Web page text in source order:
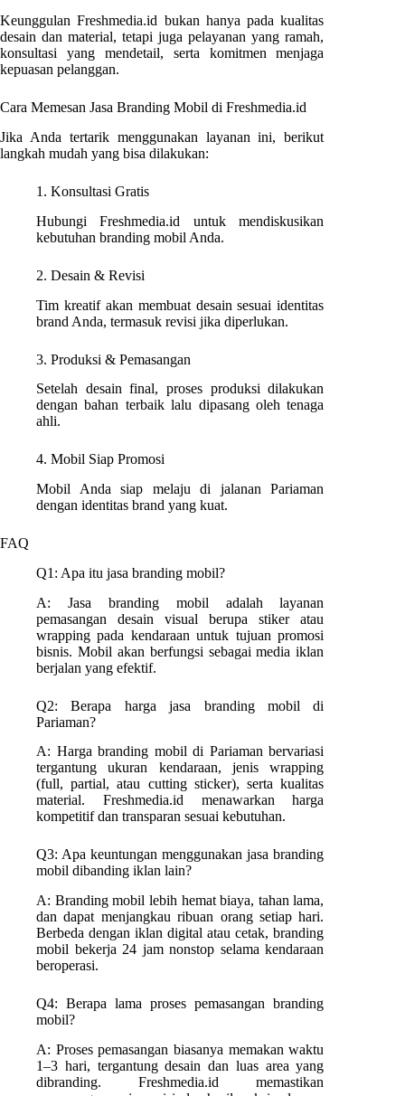
Keunggulan Freshmedia.id bukan hanya pada kualitas
desain dan material, tetapi juga pelayanan yang ramah,
konsultasi yang mendetail, serta komitmen menjaga
kepuasan pelanggan.
Cara Memesan Jasa Branding Mobil di Freshmedia.id
Jika Anda tertarik menggunakan layanan ini, berikut
langkah mudah yang bisa dilakukan:
1. Konsultasi Gratis
Hubungi Freshmedia.id untuk mendiskusikan
kebutuhan branding mobil Anda.
2. Desain & Revisi
Tim kreatif akan membuat desain sesuai identitas
brand Anda, termasuk revisi jika diperlukan.
3. Produksi & Pemasangan
Setelah desain final, proses produksi dilakukan
dengan bahan terbaik lalu dipasang oleh tenaga
ahli.
4. Mobil Siap Promosi
Mobil Anda siap melaju di jalanan Pariaman
dengan identitas brand yang kuat.
FAQ
Q1: Apa itu jasa branding mobil?
A: Jasa branding mobil adalah layanan
pemasangan desain visual berupa stiker atau
wrapping pada kendaraan untuk tujuan promosi
bisnis. Mobil akan berfungsi sebagai media iklan
berjalan yang efektif.
Q2: Berapa harga jasa branding mobil di
Pariaman?
A: Harga branding mobil di Pariaman bervariasi
tergantung ukuran kendaraan, jenis wrapping
(full, partial, atau cutting sticker), serta kualitas
material. Freshmedia.id menawarkan harga
kompetitif dan transparan sesuai kebutuhan.
Q3: Apa keuntungan menggunakan jasa branding
mobil dibanding iklan lain?
A: Branding mobil lebih hemat biaya, tahan lama,
dan dapat menjangkau ribuan orang setiap hari.
Berbeda dengan iklan digital atau cetak, branding
mobil bekerja 24 jam nonstop selama kendaraan
beroperasi.
Q4: Berapa lama proses pemasangan branding
mobil?
A: Proses pemasangan biasanya memakan waktu
1–3 hari, tergantung desain dan luas area yang
dibranding. Freshmedia.id memastikan